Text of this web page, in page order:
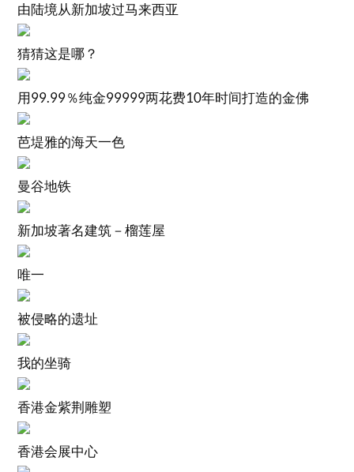
由陆境从新加坡过马来西亚
猜猜这是哪？
用99.99％纯金99999两花费10年时间打造的金佛
芭堤雅的海天一色
曼谷地铁
新加坡著名建筑－榴莲屋
唯一
被侵略的遗址
我的坐骑
香港金紫荆雕塑
香港会展中心